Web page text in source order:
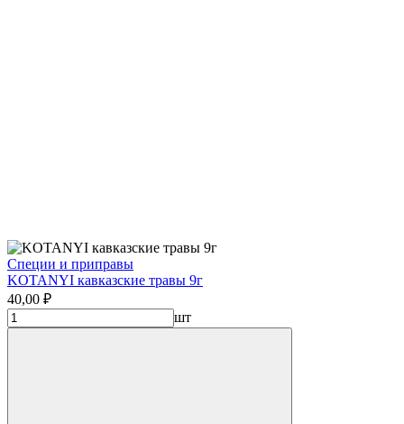
Специи и приправы
KOTANYI кавказские травы 9г
40,00 ₽
шт